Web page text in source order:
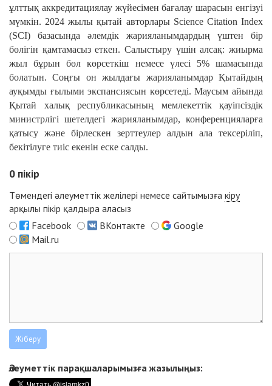
ұлттық аккредитациялау жүйесімен бағалау шарасын енгізуі
мүмкін. 2024 жылы қытай авторлары Science Citation Index
(SCI) базасында әлемдік жарияланымдардың үштен бір
бөлігін қамтамасыз еткен. Салыстыру үшін алсақ: жиырма
жыл бұрын бөл көрсеткіш немесе үлесі 5% шамасында
болатын. Соңғы он жылдағы жарияланымдар Қытайдың
ауқымды ғылыми экспансиясын көрсетеді. Маусым айында
Қытай халық республикасының мемлекеттік қауіпсіздік
министрлігі шетелдегі жарияланымдар, конференцияларға
қатысу және бірлескен зерттеулер алдын ала тексеріліп,
бекітілуге тиіс екенін еске салды.
0 пікір
Төмендегі әлеуметтік желілері немесе сайтымызға кіру
арқылы пікір қалдыра аласыз
Facebook
ВКонтакте
Google
Mail.ru
Әлеуметтік парақшаларымызға жазылыңыз: